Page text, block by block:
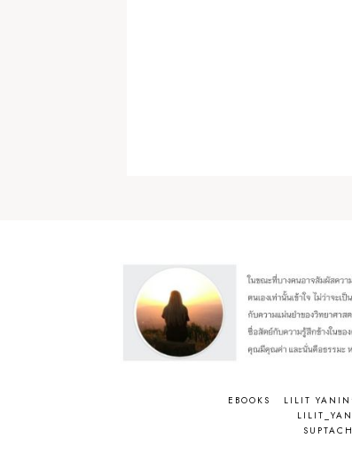
EBOOKS
LILIT